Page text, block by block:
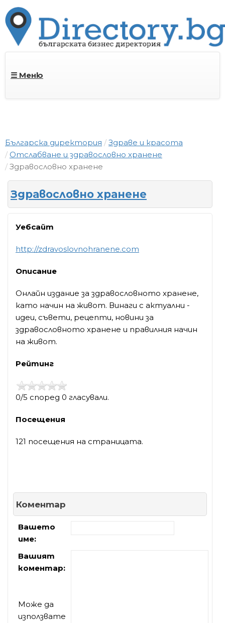
☰ Меню
Българска директория
Здраве и красота
Отслабване и здравословно хранене
Здравословно хранене
Здравословно хранене
Уебсайт
http://zdravoslovnohranene.com
Описание
Онлайн издание за здравословното хранене,
като начин на живот. Винаги с актуални -
идеи, съвети, рецепти, новини за
здравословното хранене и правилния начин
на живот.
Рейтинг
0/5 според 0 гласували.
Посещения
121 посещения на страницата.
Коментар
Вашето
име:
Вашият
коментар:
Може да
използвате